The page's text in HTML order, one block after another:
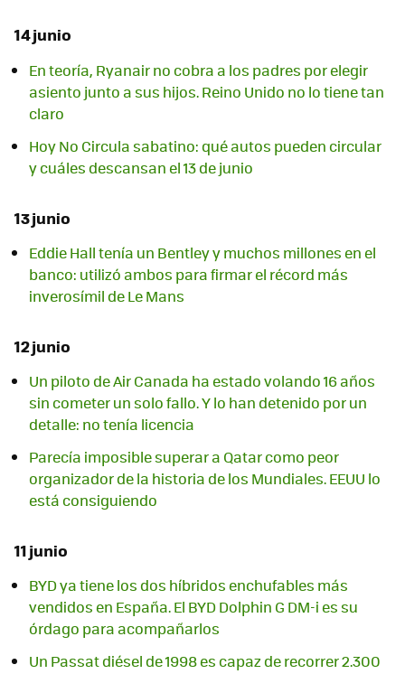
14 junio
En teoría, Ryanair no cobra a los padres por elegir
asiento junto a sus hijos. Reino Unido no lo tiene tan
claro
Hoy No Circula sabatino: qué autos pueden circular
y cuáles descansan el 13 de junio
13 junio
Eddie Hall tenía un Bentley y muchos millones en el
banco: utilizó ambos para firmar el récord más
inverosímil de Le Mans
12 junio
Un piloto de Air Canada ha estado volando 16 años
sin cometer un solo fallo. Y lo han detenido por un
detalle: no tenía licencia
Parecía imposible superar a Qatar como peor
organizador de la historia de los Mundiales. EEUU lo
está consiguiendo
11 junio
BYD ya tiene los dos híbridos enchufables más
vendidos en España. El BYD Dolphin G DM-i es su
órdago para acompañarlos
Un Passat diésel de 1998 es capaz de recorrer 2.300